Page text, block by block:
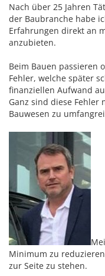
Nach über 25 Jahren
der Baubranche habe
Erfahrungen direkt an
anzubieten.
Beim Bauen passieren
Fehler, welche später
finanziellen Aufwand
Ganz sind diese Fehler
Bauwesen zu
Minimum zu
zur Seite zu stehen.